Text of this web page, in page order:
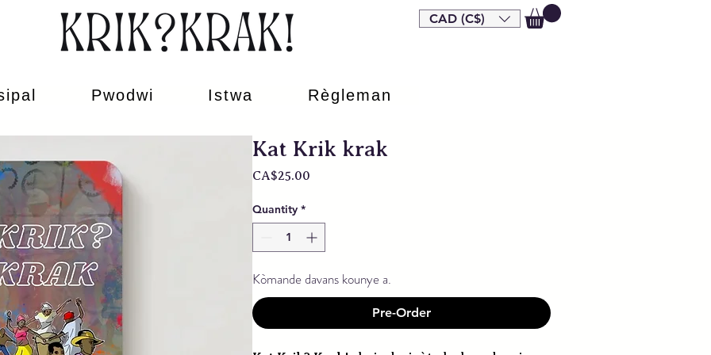
CAD (C$)
Pwodwi Istwa Règleman
Kat Krik krak
CA$25.00
Quantity *
Kòmande davans kounye a.
Pre-Order